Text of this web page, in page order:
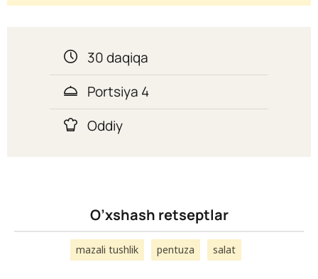
30 daqiqa
Portsiya 4
Oddiy
O’xshash retseptlar
mazali tushlik pentuza salat